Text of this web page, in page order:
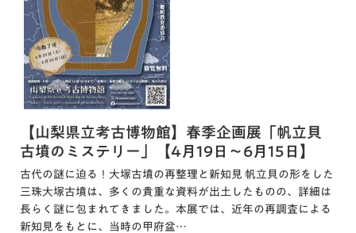
【山梨県立考古博物館】春季企画展「帆立貝
古墳のミステリー」【4月19日～6月15日】
古代の謎に迫る！大塚古墳の再整理と新知見 帆立貝の形をした
三珠大塚古墳は、多くの貴重な資料が出土したものの、詳細は
長らく謎に包まれてきました。本展では、近年の再調査による
新知見をもとに、当時の甲府盆…